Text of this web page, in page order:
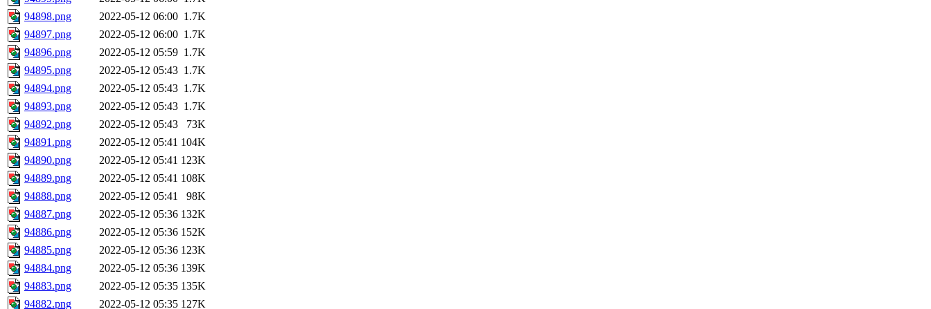
94898.png
2022-05-12 06:00 1.7K
94897.png
2022-05-12 06:00 1.7K
94896.png
2022-05-12 05:59 1.7K
94895.png
2022-05-12 05:43 1.7K
94894.png
2022-05-12 05:43 1.7K
94893.png
2022-05-12 05:43 1.7K
94892.png
2022-05-12 05:43
73K
94891.png
2022-05-12 05:41 104K
94890.png
2022-05-12 05:41 123K
94889.png
2022-05-12 05:41 108K
94888.png
2022-05-12 05:41
98K
94887.png
2022-05-12 05:36 132K
94886.png
2022-05-12 05:36 152K
94885.png
2022-05-12 05:36 123K
94884.png
2022-05-12 05:36 139K
94883.png
2022-05-12 05:35 135K
94882.png
2022-05-12 05:35 127K